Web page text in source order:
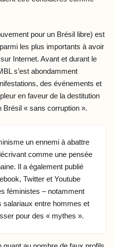
pour un Brésil libre) est
les plus importants à avoir
Internet. Avant et durant le
s’est abondamment
des événements et
en faveur de la destitution
Brésil « sans corruption ».
un ennemi à abattre
comme une pensée
Il a également publié
Twitter et Youtube
féministes – notamment
salariaux entre hommes et
pour des « mythes ».